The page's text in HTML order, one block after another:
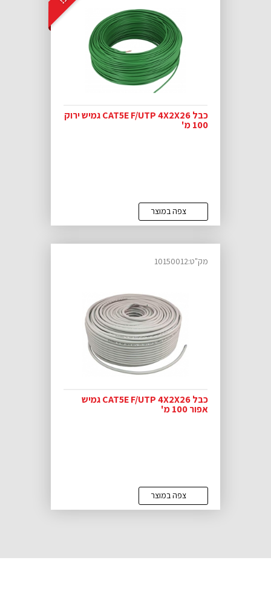
כבל CAT5E F/UTP 4X2X26 גמיש ירוק
100 מ'
צפה במוצר
כבל CAT5E F/UTP 4X2X26 גמיש
אפור 100 מ'
מק"ט:10150012
צפה במוצר